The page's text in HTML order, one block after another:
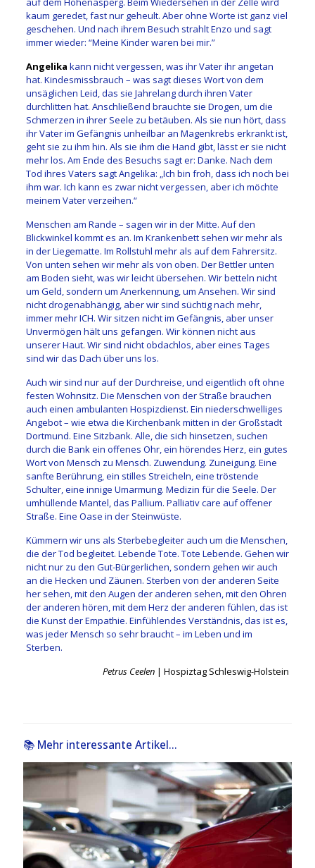
kaum geredet, fast nur geheult. Aber ohne Worte ist ganz viel
geschehen. Und nach ihrem Besuch strahlt Enzo und sagt
immer wieder: “Meine Kinder waren bei mir.”
Angelika kann nicht vergessen, was ihr Vater ihr angetan
hat. Kindesmissbrauch – was sagt dieses Wort von dem
unsäglichen Leid, das sie Jahrelang durch ihren Vater
durchlitten hat. Anschließend brauchte sie Drogen, um die
Schmerzen in ihrer Seele zu betäuben. Als sie nun hört, dass
ihr Vater im Gefängnis unheilbar an Magenkrebs erkrankt ist,
geht sie zu ihm hin. Als sie ihm die Hand gibt, lässt er sie nicht
mehr los. Am Ende des Besuchs sagt er: Danke. Nach dem
Tod ihres Vaters sagt Angelika: „Ich bin froh, dass ich noch bei
ihm war. Ich kann es zwar nicht vergessen, aber ich möchte
meinem Vater verzeihen.“
Menschen am Rande – sagen wir in der Mitte. Auf den
Blickwinkel kommt es an. Im Krankenbett sehen wir mehr als
in der Liegematte. Im Rollstuhl mehr als auf dem Fahrersitz.
Von unten sehen wir mehr als von oben. Der Bettler unten
am Boden sieht, was wir leicht übersehen. Wir betteln nicht
um Geld, sondern um Anerkennung, um Ansehen. Wir sind
nicht drogenabhängig, aber wir sind süchtig nach mehr,
immer mehr ICH. Wir sitzen nicht im Gefängnis, aber unser
Unvermögen hält uns gefangen. Wir können nicht aus
unserer Haut. Wir sind nicht obdachlos, aber eines Tages
sind wir das Dach über uns los.
Auch wir sind nur auf der Durchreise, und eigentlich oft ohne
festen Wohnsitz. Die Menschen von der Straße brauchen
auch einen ambulanten Hospizdienst. Ein niederschwelliges
Angebot – wie etwa die Kirchenbank mitten in der Großstadt
Dortmund. Eine Sitzbank. Alle, die sich hinsetzen, suchen
durch die Bank ein offenes Ohr, ein hörendes Herz, ein gutes
Wort von Mensch zu Mensch. Zuwendung. Zuneigung. Eine
sanfte Berührung, ein stilles Streicheln, eine tröstende
Schulter, eine innige Umarmung. Medizin für die Seele. Der
umhüllende Mantel, das Pallium. Palliativ care auf offener
Straße. Eine Oase in der Steinwüste.
Kümmern wir uns als Sterbebegleiter auch um die Menschen,
die der Tod begleitet. Lebende Tote. Tote Lebende. Gehen wir
nicht nur zu den Gut-Bürgerlichen, sondern gehen wir auch
an die Hecken und Zäunen. Sterben von der anderen Seite
her sehen, mit den Augen der anderen sehen, mit den Ohren
der anderen hören, mit dem Herz der anderen fühlen, das ist
die Kunst der Empathie. Einfühlendes Verständnis, das ist es,
was jeder Mensch so sehr braucht – im Leben und im
Sterben.
Petrus Ceelen | Hospiztag Schleswig-Holstein
📚 Mehr interessante Artikel...